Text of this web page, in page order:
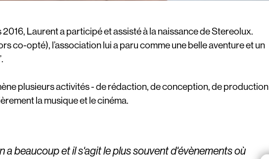
Laurent a participé et assisté à la naissance de Stereolux.
co-opté), l’association lui a paru comme une belle aventure et un
plusieurs activités - de rédaction, de conception, de production
la musique et le cinéma.
a beaucoup et il s'agit le plus souvent d'évènements où